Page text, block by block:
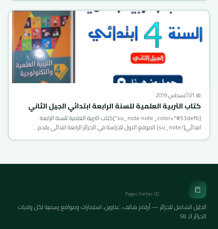
📅 01 أغسطس 2019
كتاب التربية العلمية للسنة الرابعة ابتدائي الجيل الثاني
[su_note note_color=”#53defb”]كتاب التربية العلمية للسنة الرابعة
ابتدائي[/su_note] الموقع الاول للدراسة في الجزائر الرابعة ابتدائي يقدم…
📒
Pages Vertes DZ
الدليل الشامل للجزائر — أرقام هاتف، عناوين، استمارات ومواقع رسمية لكل ولايات
الجزائر الـ 58